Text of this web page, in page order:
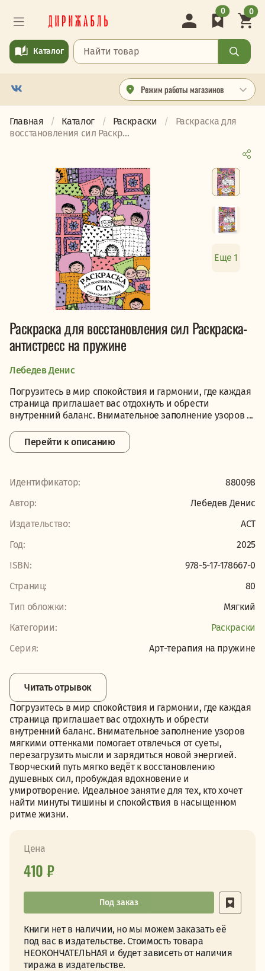
Режим работы магазинов
Каталог
0 0
Главная Каталог Раскраски
Раскраска для
восстановления сил Раскр...
Еще 1
Раскраска для восстановления сил Раскраска-
антистресс на пружине
Лебедев Денис
Погрузитесь в мир спокойствия и гармонии, где каждая
страница приглашает вас отдохнуть и обрести
внутренний баланс. Внимательное заполнение узоров ...
Перейти к описанию
Идентификатор:
880098
Автор:
Лебедев Денис
Издательство:
АСТ
Год:
2025
ISBN:
978-5-17-178667-0
Страниц:
80
Тип обложки:
Мягкий
Категории:
Раскраски
Серия:
Арт-терапия на пружине
Читать отрывок
Погрузитесь в мир спокойствия и гармонии, где каждая
страница приглашает вас отдохнуть и обрести
внутренний баланс. Внимательное заполнение узоров
мягкими оттенками помогает отвлечься от суеты,
перезагрузить мысли и зарядиться новой энергией.
Творческий путь мягко ведёт к восстановлению
душевных сил, пробуждая вдохновение и
умиротворение. Идеальное занятие для тех, кто хочет
найти минуты тишины и спокойствия в насыщенном
ритме жизни.
Цена
410 ₽
Под заказ
Книги нет в наличии, но мы можем заказать её
под вас в издательстве. Стоимость товара
НЕОКОНЧАТЕЛЬНАЯ и будет зависеть от наличия
тиража в издательстве.